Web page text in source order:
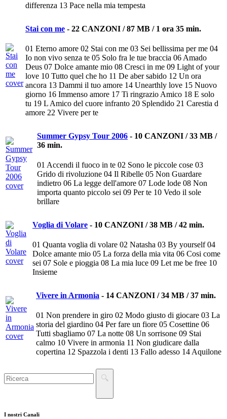
differenza 13 Pace nella mia tempesta
Stai con me - 22 CANZONI / 87 MB / 1 ora 35 min.
01 Eterno amore 02 Stai con me 03 Sei bellissima per me 04
Io non vivo senza te 05 Solo fra le tue braccia 06 Amado
Deus 07 Dolce amante mio 08 Cresci in me 09 Light of your
love 10 Tutto quel che ho 11 De aber sabido 12 Un ora
ancora 13 Dammi il tuo amore 14 Unearthly love 15 Nuovo
giorno 16 Immenso amore 17 Ti ringrazio Amico 18 E solo
tu 19 L Amico del cuore infranto 20 Splendido 21 Carestia d
amore 22 Vivere per te
Summer Gypsy Tour 2006 - 10 CANZONI / 33 MB /
36 min.
01 Accendi il fuoco in te 02 Sono le piccole cose 03
Grido di rivoluzione 04 Il Ribelle 05 Non Guardare
indietro 06 La legge dell'amore 07 Lode lode 08 Non
importa quanto piccolo sei 09 Per te 10 Vedo il sole
brillare
Voglia di Volare - 10 CANZONI / 38 MB / 42 min.
01 Quanta voglia di volare 02 Natasha 03 By yourself 04
Dolce amante mio 05 La forza della mia vita 06 Cosi come
sei 07 Sole e pioggia 08 La mia luce 09 Let me be free 10
Insieme
Vivere in Armonia - 14 CANZONI / 34 MB / 37 min.
01 Non prendere in giro 02 Modo giusto di giocare 03 La
storia del giardino 04 Per fare un fiore 05 Cosettine 06
Tutti sbagliamo 07 La notte 08 Un sorrisone 09 Stai
calmo 10 Vivere in armonia 11 Non giudicare dalla
copertina 12 Spazzola i denti 13 Fallo adesso 14 Aquilone
I nostri Canali